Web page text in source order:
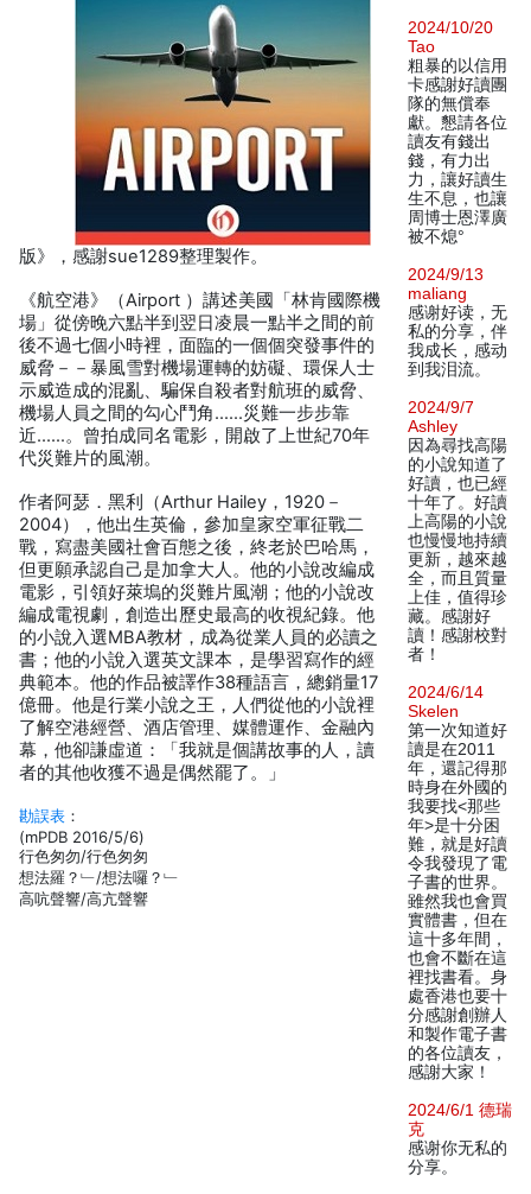
版》，感謝sue1289整理製作。
《航空港》（Airport ）講述美國「林肯國際機
場」從傍晚六點半到翌日凌晨一點半之間的前
後不過七個小時裡，面臨的一個個突發事件的
威脅－－暴風雪對機場運轉的妨礙、環保人士
示威造成的混亂、騙保自殺者對航班的威脅、
機場人員之間的勾心鬥角……災難一步步靠
近……。曾拍成同名電影，開啟了上世紀70年
代災難片的風潮。
作者阿瑟．黑利（Arthur Hailey，1920－
2004），他出生英倫，參加皇家空軍征戰二
戰，寫盡美國社會百態之後，終老於巴哈馬，
但更願承認自己是加拿大人。他的小說改編成
電影，引領好萊塢的災難片風潮；他的小說改
編成電視劇，創造出歷史最高的收視紀錄。他
的小說入選MBA教材，成為從業人員的必讀之
書；他的小說入選英文課本，是學習寫作的經
典範本。他的作品被譯作38種語言，總銷量17
億冊。他是行業小說之王，人們從他的小說裡
了解空港經營、酒店管理、媒體運作、金融內
幕，他卻謙虛道：「我就是個講故事的人，讀
者的其他收獲不過是偶然罷了。」
勘誤表 ：
(mPDB 2016/5/6)
行色匆勿/行色匆匆
想法羅？﹂/想法囉？﹂
高吭聲響/高亢聲響
2024/10/20
Tao
粗暴的以信用
卡感謝好讀團
隊的無償奉
獻。懇請各位
讀友有錢出
錢，有力出
力，讓好讀生
生不息，也讓
周博士恩澤廣
被不熄°
2024/9/13
maliang
感谢好读，无
私的分享，伴
我成长，感动
到我泪流。
2024/9/7
Ashley
因為尋找高陽
的小說知道了
好讀，也已經
十年了。好讀
上高陽的小說
也慢慢地持續
更新，越來越
全，而且質量
上佳，值得珍
藏。感謝好
讀！感謝校對
者！
2024/6/14
Skelen
第一次知道好
讀是在2011
年，還記得那
時身在外國的
我要找<那些
年>是十分困
難，就是好讀
令我發現了電
子書的世界。
雖然我也會買
實體書，但在
這十多年間，
也會不斷在這
裡找書看。身
處香港也要十
分感謝創辦人
和製作電子書
的各位讀友，
感謝大家！
2024/6/1 德瑞
克
感谢你无私的
分享。